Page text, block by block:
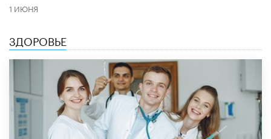
1 ИЮНЯ
ЗДОРОВЬЕ